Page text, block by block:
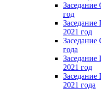
Заседание
год
2021 год
Заседание
года
2021 год
Заседание
2021 года